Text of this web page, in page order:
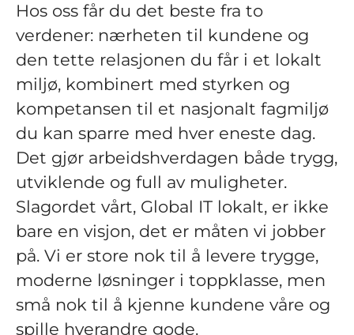
Hos oss får du det beste fra to
verdener: nærheten til kundene og
den tette relasjonen du får i et lokalt
miljø, kombinert med styrken og
kompetansen til et nasjonalt fagmiljø
du kan sparre med hver eneste dag.
Det gjør arbeidshverdagen både trygg,
utviklende og full av muligheter.
Slagordet vårt, Global IT lokalt, er ikke
bare en visjon, det er måten vi jobber
på. Vi er store nok til å levere trygge,
moderne løsninger i toppklasse, men
små nok til å kjenne kundene våre og
spille hverandre gode.